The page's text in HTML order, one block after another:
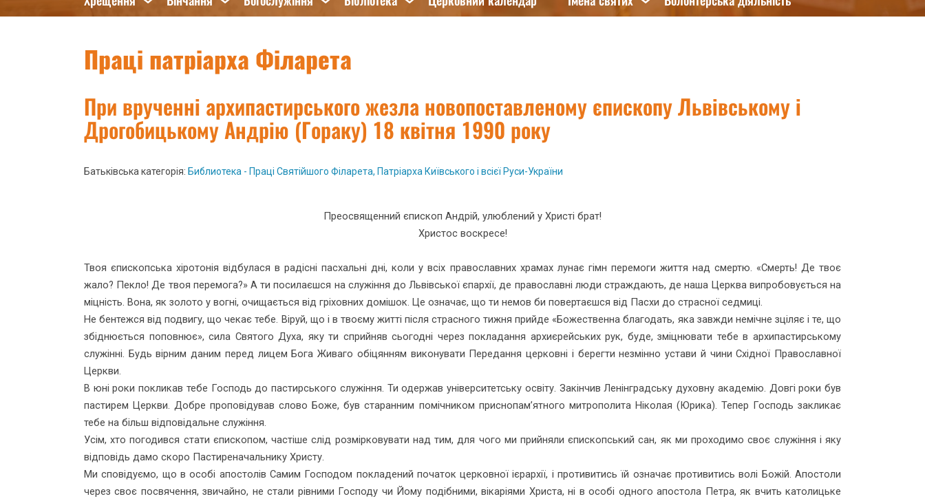
Праці патріарха Філарета
При врученні архипастирського жезла новопоставленому єпископу Львівському і
Дрогобицькому Андрію (Гораку) 18 квітня 1990 року
Батьківська категорія: Библиотека - Праці Святійшого Філарета, Патріарха Київського і всієї Руси-України
Преосвященний єпископ Андрій, улюблений у Христі брат!
Христос воскресе!
Твоя єпископська хіротонія відбулася в радісні пасхальні дні, коли у всіх православних храмах лунає гімн перемоги життя над смертю. «Смерть! Де твоє
жало? Пекло! Де твоя перемога?» А ти посилаєшся на служіння до Львівської єпархії, де православні люди страждають, де наша Церква випробовується на
міцність. Вона, як золото у вогні, очищається від гріховних домішок. Це означає, що ти немов би повертаєшся від Пасхи до страсної седмиці.
Не бентежся від подвигу, що чекає тебе. Віруй, що і в твоєму житті після страсного тижня прийде «Божественна благодать, яка завжди немічне зціляє і те, що
збіднюється поповнює», сила Святого Духа, яку ти сприйняв сьогодні через покладання архиєрейських рук, буде, зміцнювати тебе в архипастирському
служінні. Будь вірним даним перед лицем Бога Живаго обіцянням виконувати Передання церковні і берегти незмінно устави й чини Східної Православної
Церкви.
В юні роки покликав тебе Господь до пастирського служіння. Ти одержав університетську освіту. Закінчив Ленінградську духовну академію. Довгі роки був
пастирем Церкви. Добре проповідував слово Боже, був старанним помічником приснопам’ятного митрополита Ніколая (Юрика). Тепер Господь закликає
тебе на більш відповідальне служіння.
Усім, хто погодився стати єпископом, частіше слід розмірковувати над тим, для чого ми прийняли єпископський сан, як ми проходимо своє служіння і яку
відповідь дамо скоро Пастиреначальнику Христу.
Ми сповідуємо, що в особі апостолів Самим Господом покладений початок церковної ієрархії, і противитись їй означає противитись волі Божій. Апостоли
через своє посвячення, звичайно, не стали рівними Господу чи Йому подібними, вікаріями Христа, ні в особі одного апостола Петра, як вчить католицьке